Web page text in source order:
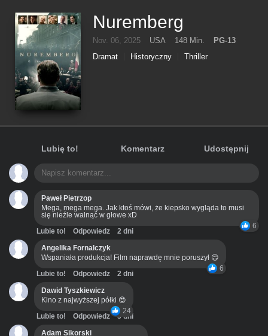
Nuremberg
Nov. 06, 2025 USA 148 Min.
PG-13
Dramat
Historyczny
Thriller
Lubię to! Komentarz Udostępnij
Paweł Pietrzop
Mega, mega mega. Jak ktoś mówi, że kiepsko wygląda to musi
się nieźle walnąć w głowe xD
6
Lubie to! Odpowiedz
2 dni
Angelika Fornalczyk
Wspaniała produkcja! Film naprawdę mnie poruszył 😊
6
Lubie to! Odpowiedz
2 dni
Dawid Tyszkiewicz
Kino z najwyższej półki 😍
24
Lubie to! Odpowiedz
3 dni
Adam Sikorski